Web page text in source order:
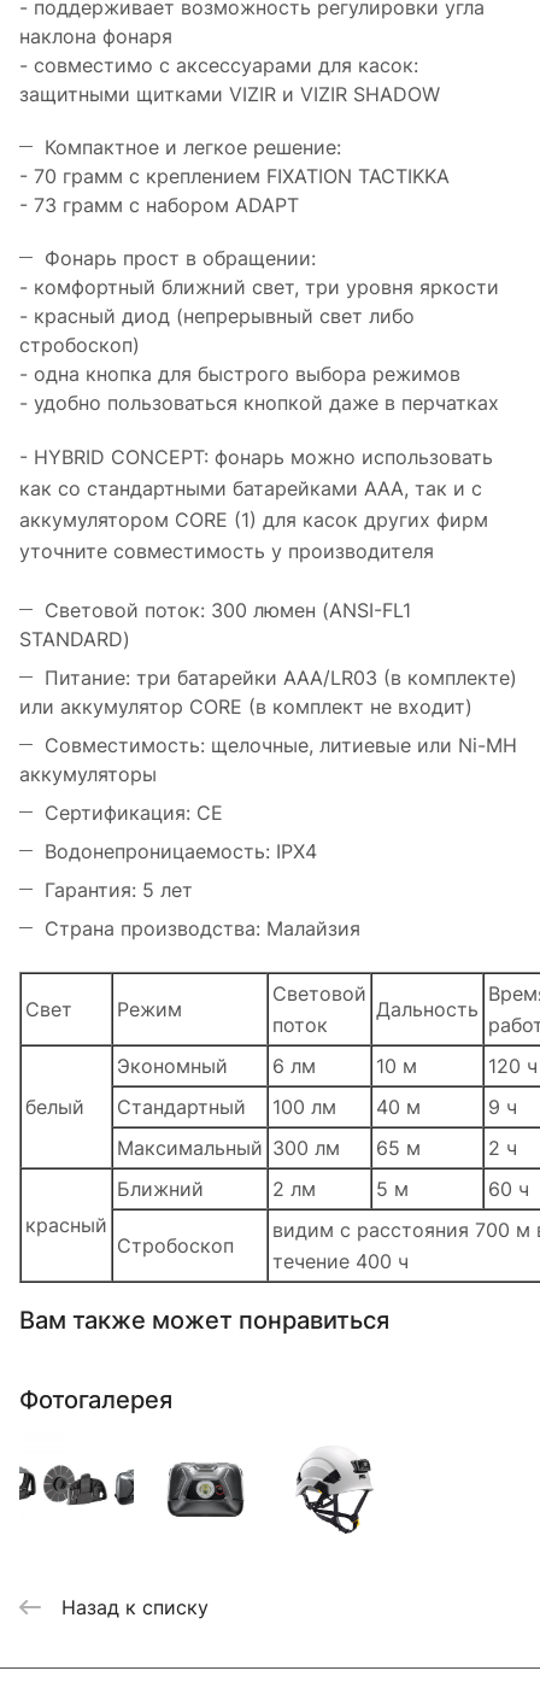
- поддерживает возможность регулировки угла
наклона фонаря
- совместимо с аксессуарами для касок:
защитными щитками VIZIR и VIZIR SHADOW
Компактное и легкое решение:
- 70 грамм с креплением FIXATION TACTIKKA
- 73 грамм с набором ADAPT
Фонарь прост в обращении:
- комфортный ближний свет, три уровня яркости
- красный диод (непрерывный свет либо
стробоскоп)
- одна кнопка для быстрого выбора режимов
- удобно пользоваться кнопкой даже в перчатках
- HYBRID CONCEPT: фонарь можно использовать
как со стандартными батарейками AAA, так и с
аккумулятором CORE (1) для касок других фирм
уточните совместимость у производителя
Световой поток: 300 люмен (ANSI-FL1
STANDARD)
Питание: три батарейки AAA/LR03 (в комплекте)
или аккумулятор CORE (в комплект не входит)
Совместимость: щелочные, литиевые или Ni-MH
аккумуляторы
Сертификация: CE
Водонепроницаемость: IPX4
Гарантия: 5 лет
Страна производства: Малайзия
Свет Режим
Световой
поток
Дальность
белый
Экономный 6 лм 10 м
120 ч
Стандартный
100 лм 40 м
9 ч
Максимальный 300 лм 65 м 2 ч
красный
Ближний 2 лм 5 м 60 ч
Стробоскоп
видим с расстояния 700 м
течение 400 ч
Вам также может понравиться
Фотогалерея
Назад к списку